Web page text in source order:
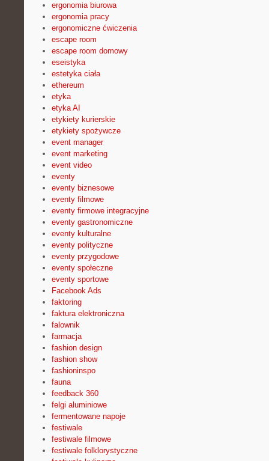
ergonomia biurowa
ergonomia pracy
ergonomiczne ćwiczenia
escape room
escape room domowy
eseistyka
estetyka ciała
ethereum
etyka
etyka AI
etykiety kurierskie
etykiety spożywcze
event manager
event marketing
event video
eventy
eventy biznesowe
eventy filmowe
eventy firmowe integracyjne
eventy gastronomiczne
eventy kulturalne
eventy polityczne
eventy przygodowe
eventy społeczne
eventy sportowe
Facebook Ads
faktoring
faktura elektroniczna
falownik
farmacja
fashion design
fashion show
fashioninspo
fauna
feedback 360
felgi aluminiowe
fermentowane napoje
festiwale
festiwale filmowe
festiwale folklorystyczne